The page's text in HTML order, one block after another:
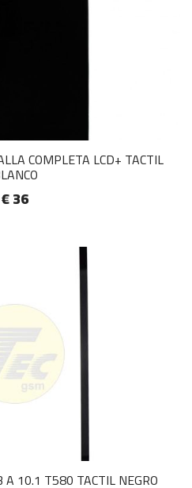
COMPLETA LCD+ TACTIL
€ 36
10.1 T580 TACTIL NEGRO